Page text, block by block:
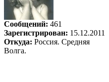
Сообщений: 461
Зарегистрирован: 15.12.2011
Откуда: Россия. Средняя
Волга.